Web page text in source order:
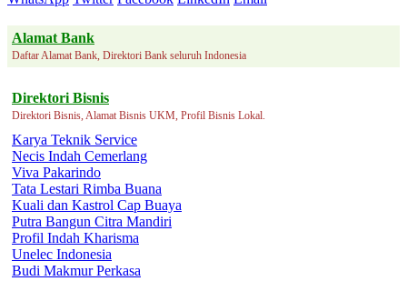
Alamat Bank
Daftar Alamat Bank, Direktori Bank seluruh Indonesia
Direktori Bisnis
Direktori Bisnis, Alamat Bisnis UKM, Profil Bisnis Lokal.
Karya Teknik Service
Necis Indah Cemerlang
Viva Pakarindo
Tata Lestari Rimba Buana
Kuali dan Kastrol Cap Buaya
Putra Bangun Citra Mandiri
Profil Indah Kharisma
Unelec Indonesia
Budi Makmur Perkasa